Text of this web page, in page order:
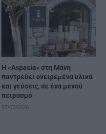
Η «Αspasia» στη Μάνη
παντρεύει ονειρεμένα υλικά
και γεύσεις, σε ένα μενού
πειρασμό
07/07/2026